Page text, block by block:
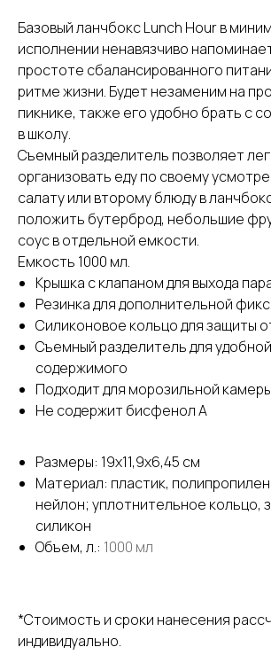
Базовый ланчбокс Lunch Hour в
исполнении ненавязчиво
простоте сбалансированного
ритме жизни. Будет незаменим на
пикнике, также его удобно брать с
в школу.
Съемный разделитель позволяет
организовать еду по своему
салату или второму блюду в
положить бутерброд, небольшие
соус в отдельной емкости.
Емкость 1000 мл.
Крышка с клапаном для выхода
Резинка для дополнительной
Силиконовое кольцо для защиты
Съемный разделитель для
содержимого
Подходит для морозильной камеры
Не содержит бисфенол А
Размеры: 19х11,9х6,45 см
Материал: пластик,
нейлон; уплотнительное кольцо,
силикон
Объем, л.: 1000 мл
*Стоимость и сроки нанесения
индивидуально.